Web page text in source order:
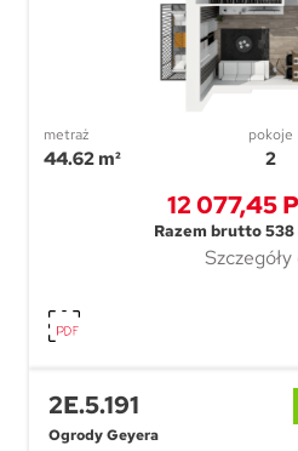
metraż
44.62 m²
pokoje
2
12 077,45
Razem brutto 538
2E.5.191
Ogrody Geyera